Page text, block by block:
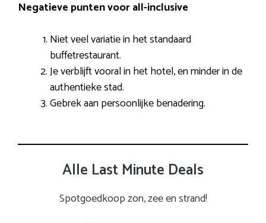
Negatieve punten voor all-inclusive
Niet veel variatie in het standaard
buffetrestaurant.
Je verblijft vooral in het hotel, en minder in de
authentieke stad.
Gebrek aan persoonlijke benadering.
Alle Last Minute Deals
Spotgoedkoop zon, zee en strand!